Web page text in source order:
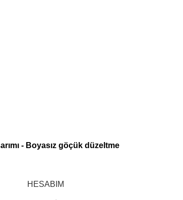
- Boyasız göçük düzeltme
HESABIM